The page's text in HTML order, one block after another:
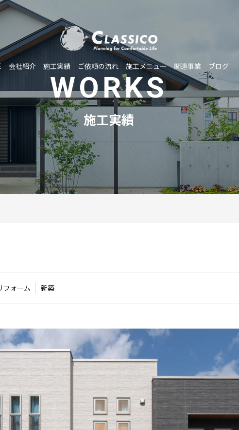
会社紹介 施工実績 ご依頼の流れ 施工メニュー 関連事業 ブログ
WORKS
施工実績
フォーム 新築